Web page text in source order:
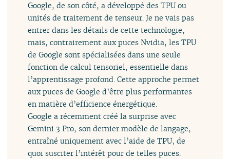
Google, de son côté, a développé des TPU ou
unités de traitement de tenseur. Je ne vais pas
entrer dans les détails de cette technologie,
mais, contrairement aux puces Nvidia, les TPU
de Google sont spécialisées dans une seule
fonction de calcul tensoriel, essentielle dans
l’apprentissage profond. Cette approche permet
aux puces de Google d’être plus performantes
en matière d’efficience énergétique.
Google a récemment créé la surprise avec
Gemini 3 Pro, son dernier modèle de langage,
entraîné uniquement avec l’aide de TPU, de
quoi susciter l’intérêt pour de telles puces.